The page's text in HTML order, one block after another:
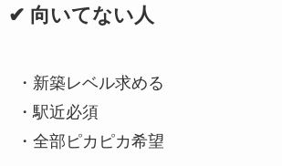
✔ 向いてない人
・新築レベル求める
・駅近必須
・全部ピカピカ希望